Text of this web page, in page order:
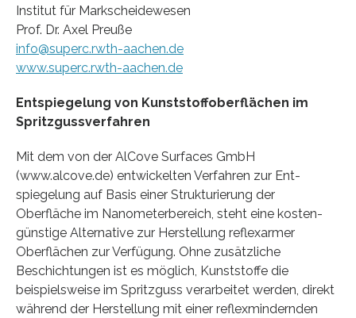
Institut für Markscheidewesen
Prof. Dr. Axel Preuße
info@superc.rwth-aachen.de
www.superc.rwth-aachen.de
Entspiegelung von Kunststoffoberflächen im
Spritzgussverfahren
Mit dem von der AlCove Surfaces GmbH
(www.alcove.de) entwickelten Verfahren zur Ent­
spiegelung auf Basis einer Strukturierung der
Oberfläche im Nanometerbereich, steht eine kosten­
günstige Alternative zur Herstellung reflexarmer
Oberflächen zur Verfügung. Ohne zusätz­liche
Beschichtungen ist es möglich, Kunststoffe die
beispielsweise im Spritzguss verar­beitet werden, direkt
während der Herstellung mit einer reflexmindernden